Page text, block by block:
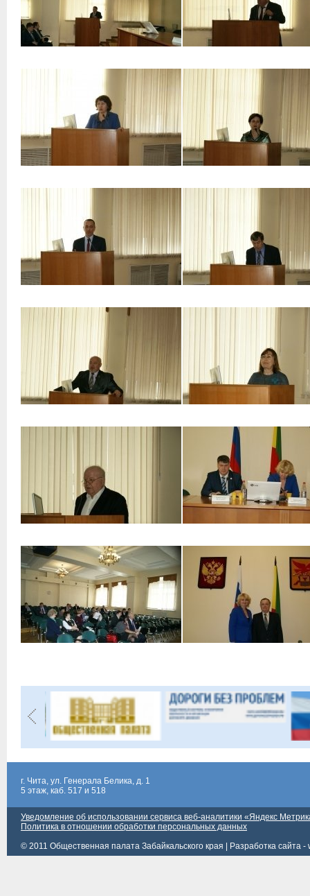
г. Чита, ул. Генерала Белика, д. 1
5 этаж, каб. 517 и 518
Уведомление об использовании сервиса веб-аналитики «Яндекс
Политика в отношении обработки персональных данных
© 2011 Общественная палата Забайкальского края |
Разработка сайта -